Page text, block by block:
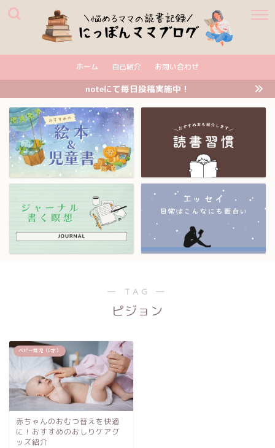
ホーム 自己紹介 お問い合わせ
noteにて毎日投稿実施中！
― TAG ―
ピジョン
ベビー育児（0才）
赤ちゃんのおむつ替えを快適
に！おすすめのおしりケアグ
ッズ紹介